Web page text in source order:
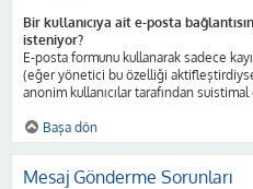
Bir kullanıcıya ait e-posta
isteniyor?
E-posta formunu kullanarak sadece
(eğer yönetici bu özelliği
anonim kullanıcılar tarafından
Başa dön
Mesaj Gönderme Sorunları